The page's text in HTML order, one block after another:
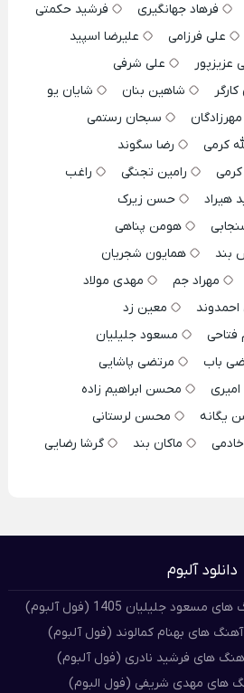
فرهاد جهانگیری
فرشید حکمتی
علی فرزامی
علیرضا اسپید
عزیزپور
علی شرفی
شاهین بنان
شایان یو
سبحان رستمی
کرمی
رضا سگوند
کرمی رامین تجنگی
راغب
هیراد
حسن زیرک
هومن پناهی
بند
همایون شجریان
مهراد جم
مهدی مولاد
معین زد
مسعود جلیلیان
باب
مرتضی پاشایی
محسن ابراهیم زاده
یگانه
محسن لرستانی
ماکان بند
گرشا رضایی
دانلود آلبوم
جلیلیان 1405 (فول آلبوم)
های بهنام کمالوند (فول آلبوم)
های فرشید نادری (فول آلبوم)
های مهدی شریفی (فول البوم)